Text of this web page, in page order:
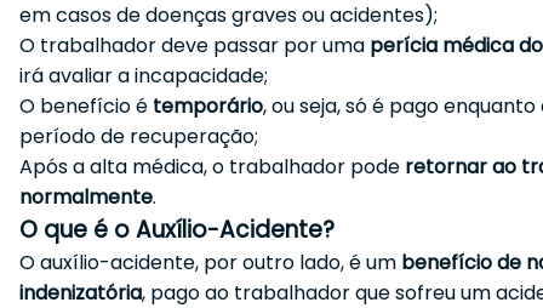
em casos de doenças graves ou acidentes);
O trabalhador deve passar por uma perícia médica do
irá avaliar a incapacidade;
O benefício é temporário, ou seja, só é pago
período de recuperação;
Após a alta médica, o trabalhador pode retornar ao
normalmente.
O que é o Auxílio-Acidente?
O auxílio-acidente, por outro lado, é um benefício de
indenizatória, pago ao trabalhador que sofreu um